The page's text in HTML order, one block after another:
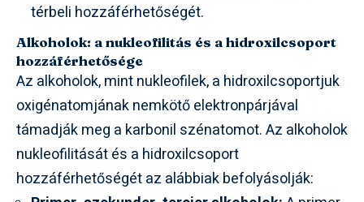
térbeli hozzáférhetőségét.
Alkoholok: a nukleofilitás és a hidroxilcsoport
hozzáférhetősége
Az alkoholok, mint nukleofilek, a hidroxilcsoportjuk
oxigénatomjának nemkötő elektronpárjával
támadják meg a karbonil szénatomot. Az alkoholok
nukleofilitását és a hidroxilcsoport
hozzáférhetőségét az alábbiak befolyásolják: